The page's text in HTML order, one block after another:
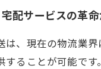
配サービスの革
は、現在の物流業
することが可能で